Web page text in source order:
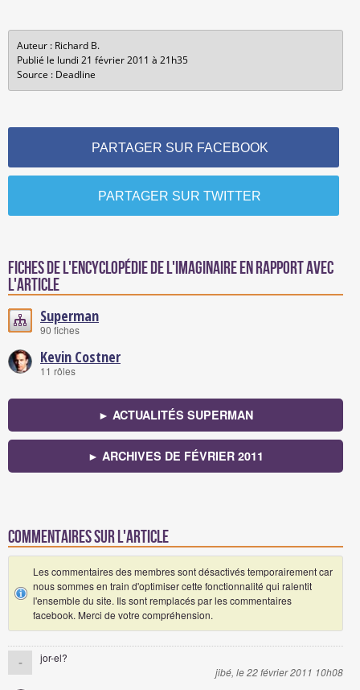
Auteur : Richard B.
Publié le lundi 21 février 2011 à 21h35
Source : Deadline
PARTAGER SUR FACEBOOK
PARTAGER SUR TWITTER
Fiches de l'encyclopédie de l'imaginaire en rapport avec
l'article
Superman
90 fiches
Kevin Costner
11 rôles
► ACTUALITÉS SUPERMAN
► ARCHIVES DE FÉVRIER 2011
Commentaires sur l'article
Les commentaires des membres sont désactivés temporairement car
nous sommes en train d'optimiser cette fonctionnalité qui ralentit
l'ensemble du site. Ils sont remplacés par les commentaires
facebook. Merci de votre compréhension.
-
jor-el?
jibé, le 22 février 2011 10h08